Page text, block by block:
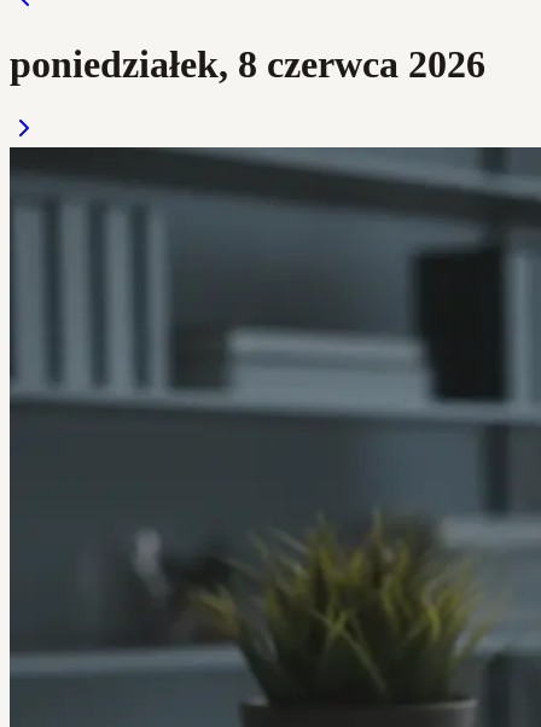
poniedziałek, 8 czerwca 2026